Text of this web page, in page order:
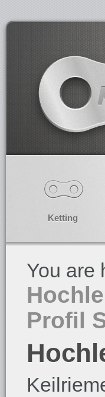
Ketting
You are
Profil